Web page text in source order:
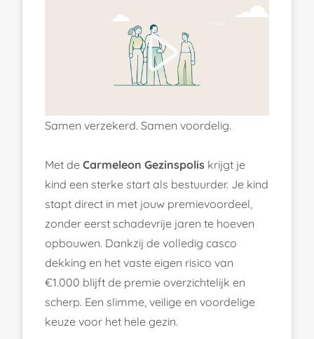
Samen verzekerd. Samen voordelig.
Met de Carmeleon Gezinspolis krijgt je
kind een sterke start als bestuurder. Je kind
stapt direct in met jouw premievoordeel,
zonder eerst schadevrije jaren te hoeven
opbouwen. Dankzij de volledig casco
dekking en het vaste eigen risico van
€1.000 blijft de premie overzichtelijk en
scherp. Een slimme, veilige en voordelige
keuze voor het hele gezin.